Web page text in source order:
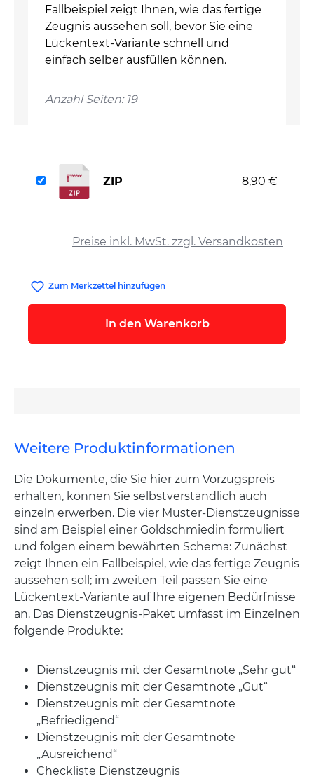
Fallbeispiel zeigt Ihnen, wie das fertige
Zeugnis aussehen soll, bevor Sie eine
Lückentext-Variante schnell und
einfach selber ausfüllen können.
Anzahl Seiten: 19
Preise inkl. MwSt. zzgl. Versandkosten
ZIP 8,90 €
Zum Merkzettel hinzufügen
In den Warenkorb
Weitere Produktinformationen
Die Dokumente, die Sie hier zum Vorzugspreis
erhalten, können Sie selbstverständlich auch
einzeln erwerben. Die vier Muster-Dienstzeugnisse
sind am Beispiel einer Goldschmiedin formuliert
und folgen einem bewährten Schema: Zunächst
zeigt Ihnen ein Fallbeispiel, wie das fertige Zeugnis
aussehen soll; im zweiten Teil passen Sie eine
Lückentext-Variante auf Ihre eigenen Bedürfnisse
an. Das Dienstzeugnis-Paket umfasst im Einzelnen
folgende Produkte:
Dienstzeugnis mit der Gesamtnote „Sehr gut“
Dienstzeugnis mit der Gesamtnote „Gut“
Dienstzeugnis mit der Gesamtnote
„Befriedigend“
Dienstzeugnis mit der Gesamtnote
„Ausreichend“
Checkliste Dienstzeugnis